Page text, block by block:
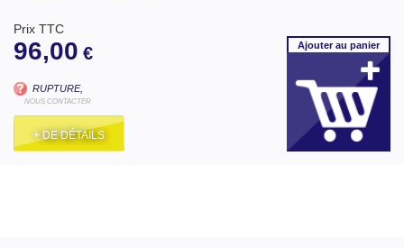
Prix TTC
96,00 €
RUPTURE,
NOUS CONTACTER
+ DE DÉTAILS
Ajouterau panier